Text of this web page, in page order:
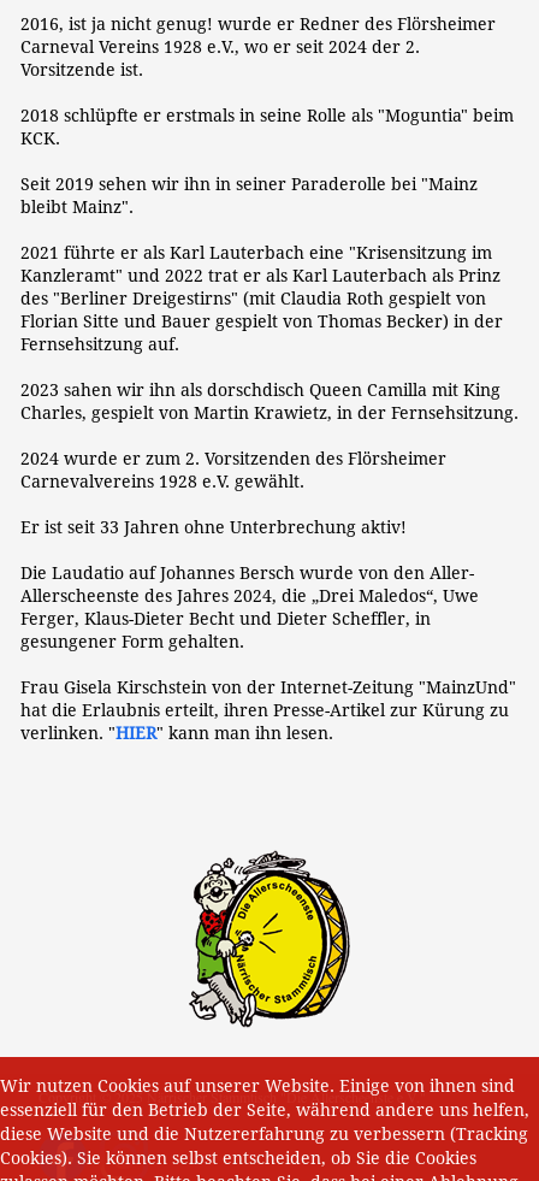
2016, ist ja nicht genug! wurde er Redner des Flörsheimer
Carneval Vereins 1928 e.V., wo er seit 2024 der 2.
Vorsitzende ist.
2018 schlüpfte er erstmals in seine Rolle als "Moguntia" beim
KCK.
Seit 2019 sehen wir ihn in seiner Paraderolle bei "Mainz
bleibt Mainz".
2021 führte er als Karl Lauterbach eine "Krisensitzung im
Kanzleramt" und 2022 trat er als Karl Lauterbach als Prinz
des "Berliner Dreigestirns" (mit Claudia Roth gespielt von
Florian Sitte und Bauer gespielt von Thomas Becker) in der
Fernsehsitzung auf.
2023 sahen wir ihn als dorschdisch Queen Camilla mit King
Charles, gespielt von Martin Krawietz, in der Fernsehsitzung.
2024 wurde er zum 2. Vorsitzenden des Flörsheimer
Carnevalvereins 1928 e.V. gewählt.
Er ist seit 33 Jahren ohne Unterbrechung aktiv!
Die Laudatio auf Johannes Bersch wurde von den Aller-
Allerscheenste des Jahres 2024, die „Drei Maledos“, Uwe
Ferger, Klaus-Dieter Becht und Dieter Scheffler, in
gesungener Form gehalten.
Frau Gisela Kirschstein von der Internet-Zeitung "MainzUnd"
hat die Erlaubnis erteilt, ihren Presse-Artikel zur Kürung zu
verlinken. "HIER" kann man ihn lesen.
Copyright © 2025 Närrischer Stammtisch "Die Allerscheenste e.V."
Wir nutzen Cookies auf unserer Website. Einige von ihnen sind
essenziell für den Betrieb der Seite, während andere uns helfen,
diese Website und die Nutzererfahrung zu verbessern (Tracking
Cookies). Sie können selbst entscheiden, ob Sie die Cookies